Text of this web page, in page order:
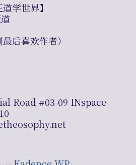
学世界】
后喜欢作者）
Road #03-09 INspace